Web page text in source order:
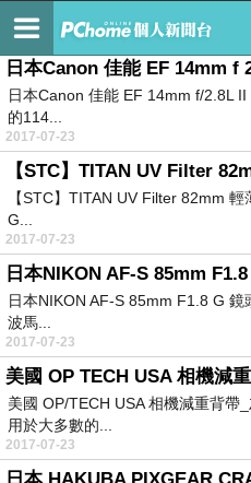
bc5bmzu1s
日本Canon 佳能 EF 14mm f
日本Canon 佳能 EF 14mm f/2.8L
的114...
2017-07-23
【STC】TITAN UV Filter 82mm
G...
2017-07-23
日本NIKON AF-S 85mm
日本NIKON AF-S 85mm F1.8 G
波馬...
2017-07-23
美國 OP TECH USA 相機減
美國 OP/TECH USA 相機減重背帶
用於大多數的...
2017-07-23